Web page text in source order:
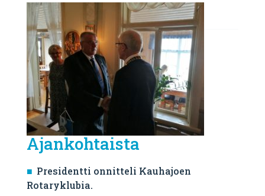
Ajankohtaista
Presidentti onnitteli Kauhajoen
Rotaryklubia.